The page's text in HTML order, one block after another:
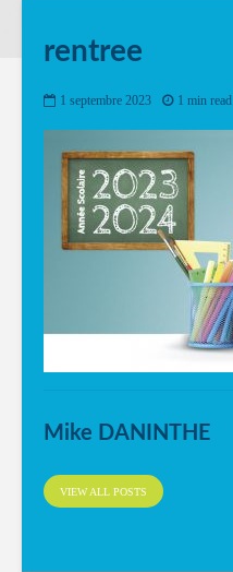
rentree
1 septembre 2023 1 min read
Mike DANINTHE
VIEW ALL POSTS